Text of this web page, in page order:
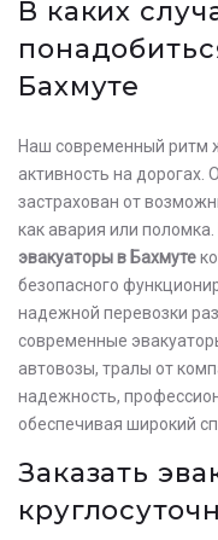
В каких
Бахмуте
Наш современный ритм
активность на дорогах.
застрахован от
как авария или
эвакуаторы в Бахмуте
безопасного
надежной перевозки
современные
автовозы, тралы от
надежность,
обеспечивая широкий
Заказать